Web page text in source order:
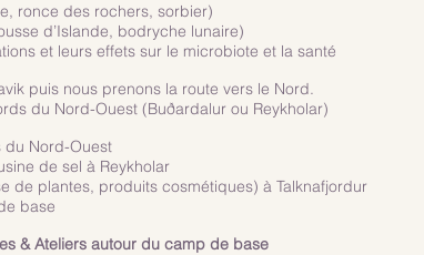
ronce des rochers, sorbier)
d’Islande, bodryche lunaire)
et leurs effets sur le microbiote et la santé
puis nous prenons la route vers le Nord.
du Nord-Ouest (Buðardalur ou Reykholar)
du Nord-Ouest
de sel à Reykholar
de plantes, produits cosmétiques) à Talknafjordur
base
& Ateliers autour du camp de base